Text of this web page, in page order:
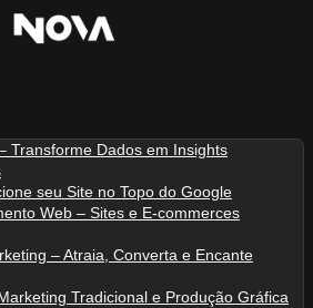
Transforme Dados em Insights
seu Site no Topo do Google
Web – Sites e E-commerces
– Atraia, Converta e Encante
Tradicional e Produção Gráfica